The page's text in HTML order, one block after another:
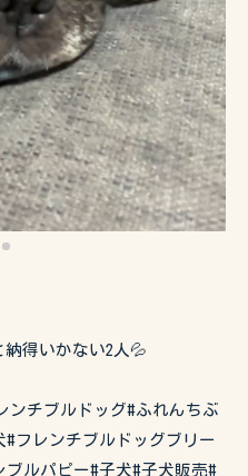
得いかない2人💦
ンチブルドッグ#ふれんちぶ
フレンチブルドッグブリー
ルパピー#子犬#子犬販売#